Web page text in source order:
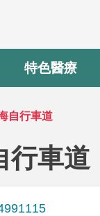
特色醫療
自行車道
行車道